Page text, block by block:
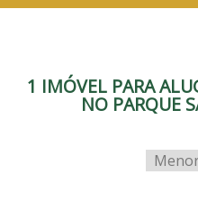
1 IMÓVEL PARA
NO PARQUE